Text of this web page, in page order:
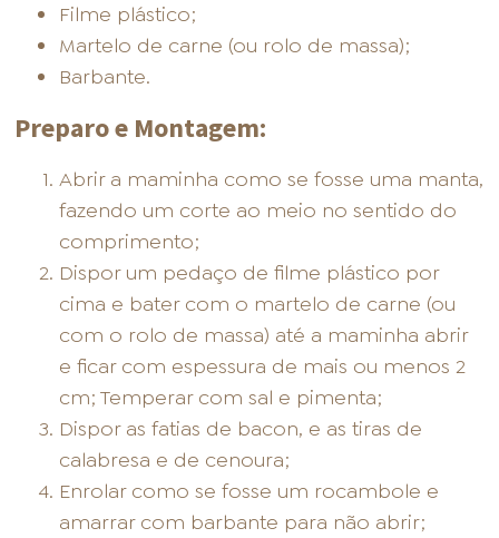
Filme plástico;
Martelo de carne (ou rolo de massa);
Barbante.
Preparo e Montagem:
Abrir a maminha como se fosse uma manta,
fazendo um corte ao meio no sentido do
comprimento;
Dispor um pedaço de filme plástico por
cima e bater com o martelo de carne (ou
com o rolo de massa) até a maminha abrir
e ficar com espessura de mais ou menos 2
cm; Temperar com sal e pimenta;
Dispor as fatias de bacon, e as tiras de
calabresa e de cenoura;
Enrolar como se fosse um rocambole e
amarrar com barbante para não abrir;